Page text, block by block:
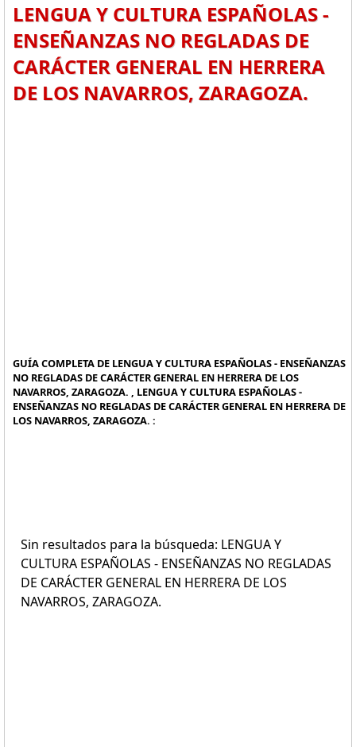
LENGUA Y CULTURA ESPAÑOLAS -
ENSEÑANZAS NO REGLADAS DE
CARÁCTER GENERAL EN HERRERA
DE LOS NAVARROS, ZARAGOZA.
GUÍA COMPLETA DE LENGUA Y CULTURA ESPAÑOLAS - ENSEÑANZAS
NO REGLADAS DE CARÁCTER GENERAL EN HERRERA DE LOS
NAVARROS, ZARAGOZA. , LENGUA Y CULTURA ESPAÑOLAS -
ENSEÑANZAS NO REGLADAS DE CARÁCTER GENERAL EN HERRERA DE
LOS NAVARROS, ZARAGOZA. :
Sin resultados para la búsqueda: LENGUA Y
CULTURA ESPAÑOLAS - ENSEÑANZAS NO REGLADAS
DE CARÁCTER GENERAL EN HERRERA DE LOS
NAVARROS, ZARAGOZA.